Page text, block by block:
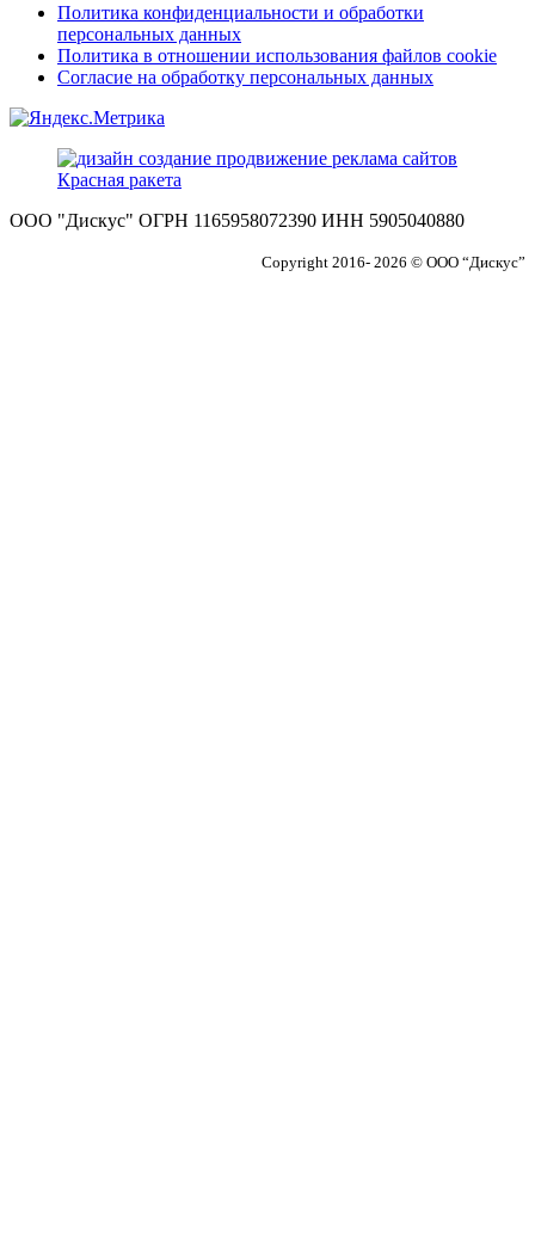
Политика конфиденциальности и обработки
персональных данных
Политика в отношении использования файлов cookie
Согласие на обработку персональных данных
ООО "Дискус" ОГРН 1165958072390 ИНН 5905040880
Copyright 2016- 2026 © ООО “Дискус”